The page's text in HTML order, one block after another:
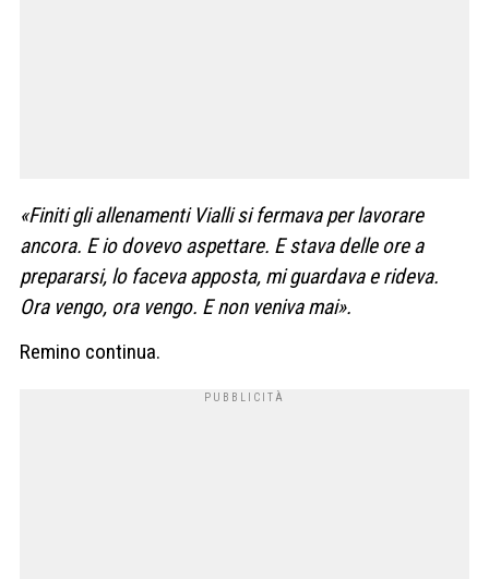
«Finiti gli allenamenti Vialli si fermava per lavorare
ancora. E io dovevo aspettare. E stava delle ore a
prepararsi, lo faceva apposta, mi guardava e rideva.
Ora vengo, ora vengo. E non veniva mai».
Remino continua.